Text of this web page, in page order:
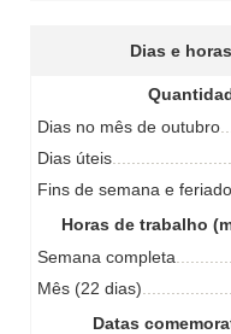
Dias e
Dias no mês de outubro
Dias úteis
Fins de semana e
Horas de trabalho
Semana completa
Mês (22 dias)
Datas